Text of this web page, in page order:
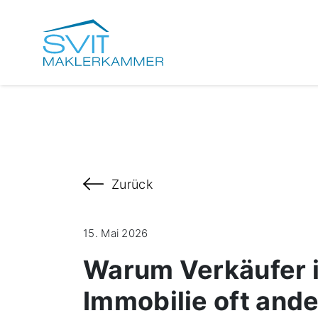
Zurück
15. Mai 2026
Warum Verkäufer
Immobilie oft